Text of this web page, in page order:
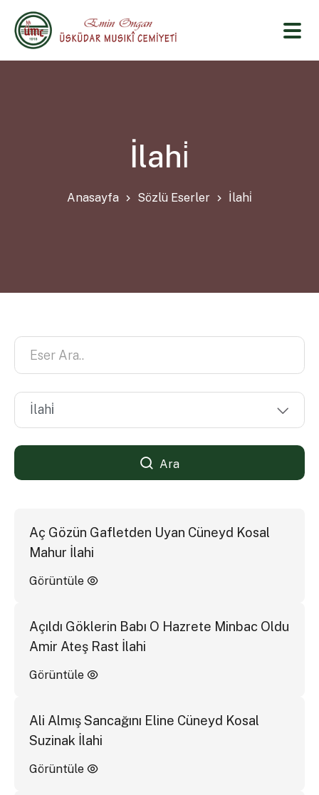
İlahi̇
Anasayfa Sözlü Eserler İlahi̇
Ara
Aç Gözün Gafletden Uyan Cüneyd Kosal
Mahur İlahi
Görüntüle
Açıldı Göklerin Babı O Hazrete Minbac Oldu
Amir Ateş Rast İlahi
Görüntüle
Ali Almış Sancağını Eline Cüneyd Kosal
Suzinak İlahi
Görüntüle